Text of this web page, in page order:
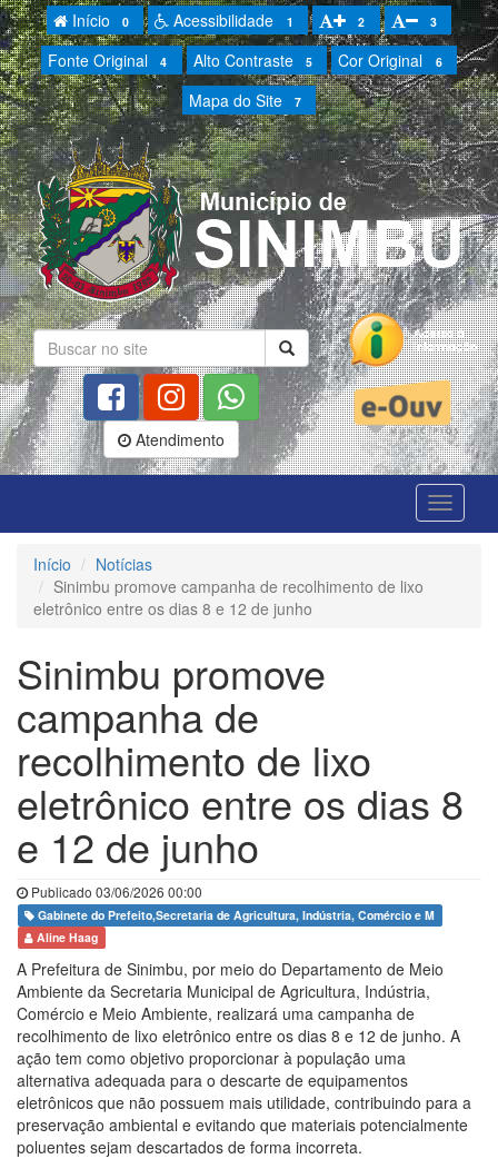
Início 0 Acessibilidade 1 2 3
Fonte Original 4 Alto Contraste 5 Cor Original 6
Mapa do Site 7
Atendimento
Início
Notícias
Sinimbu promove campanha de recolhimento de lixo
eletrônico entre os dias 8 e 12 de junho
Sinimbu promove
campanha de
recolhimento de lixo
eletrônico entre os dias 8
e 12 de junho
Publicado 03/06/2026 00:00
Gabinete do Prefeito,Secretaria de Agricultura, Indústria, Comércio e M
Aline Haag
A Prefeitura de Sinimbu, por meio do Departamento de Meio
Ambiente da Secretaria Municipal de Agricultura, Indústria,
Comércio e Meio Ambiente, realizará uma campanha de
recolhimento de lixo eletrônico entre os dias 8 e 12 de junho. A
ação tem como objetivo proporcionar à população uma
alternativa adequada para o descarte de equipamentos
eletrônicos que não possuem mais utilidade, contribuindo para a
preservação ambiental e evitando que materiais potencialmente
poluentes sejam descartados de forma incorreta.